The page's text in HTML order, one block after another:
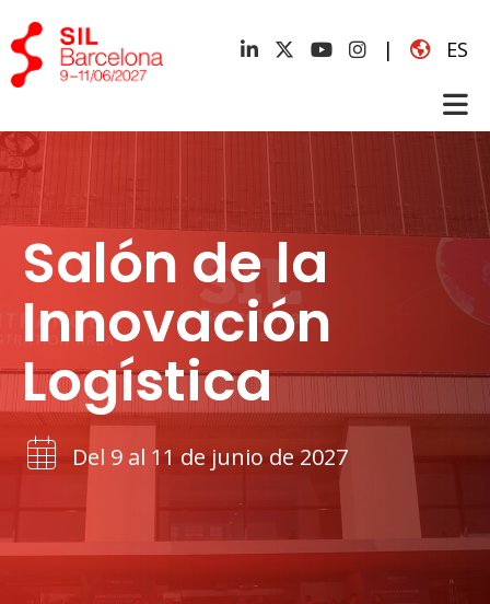
| ES
Salón de la
Innovación
Logística
Del 9 al 11 de junio de 2027